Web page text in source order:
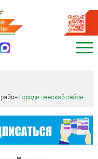
Городищенский район